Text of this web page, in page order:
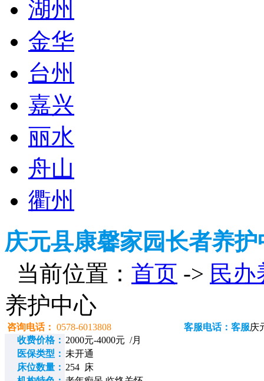
湖州
金华
台州
嘉兴
丽水
舟山
衢州
庆元县康馨家园长者养护
当前位置： 首页 -> 民办
养护中心
咨询电话： 0578-6013808 客服电话：客服庆
收费价格： 2000元-4000元 /月
医保类型： 未开通
床位数量： 254 床